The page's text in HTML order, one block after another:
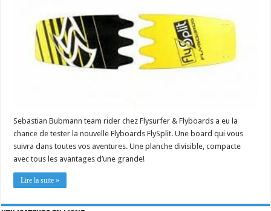
Sebastian Bubmann team rider chez Flysurfer & Flyboards a eu la
chance de tester la nouvelle Flyboards FlySplit. Une board qui vous
suivra dans toutes vos aventures. Une planche divisible, compacte
avec tous les avantages d’une grande!
Lire la suite »